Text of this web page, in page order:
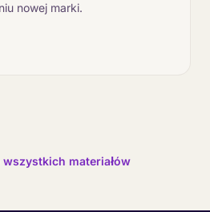
nowej marki.
materiałów